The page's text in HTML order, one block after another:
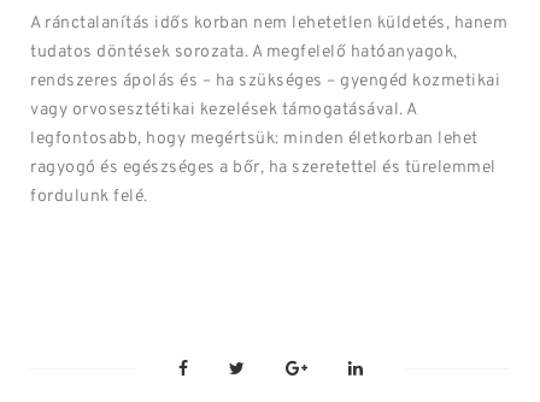
A ránctalanítás idős korban nem lehetetlen küldetés, hanem
tudatos döntések sorozata. A megfelelő hatóanyagok,
rendszeres ápolás és – ha szükséges – gyengéd kozmetikai
vagy orvosesztétikai kezelések támogatásával. A
legfontosabb, hogy megértsük: minden életkorban lehet
ragyogó és egészséges a bőr, ha szeretettel és türelemmel
fordulunk felé.